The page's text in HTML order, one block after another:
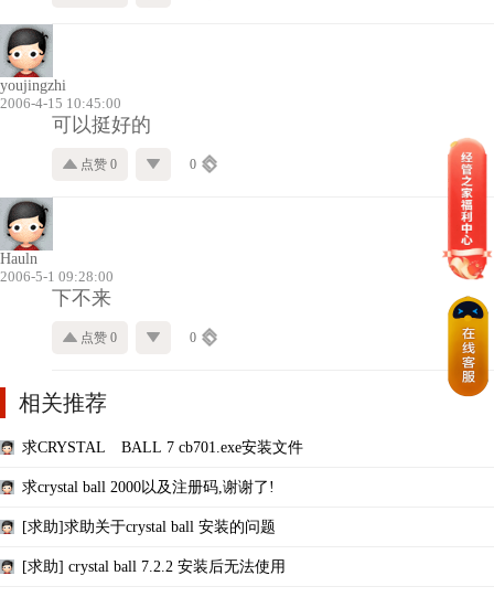
youjingzhi
2006-4-15 10:45:00
可以挺好的
点赞 0 0
Hauln
2006-5-1 09:28:00
下不来
点赞 0 0
相关推荐
求CRYSTAL BALL 7 cb701.exe安装文件
求crystal ball 2000以及注册码,谢谢了!
[求助]求助关于crystal ball 安装的问题
[求助] crystal ball 7.2.2 安装后无法使用